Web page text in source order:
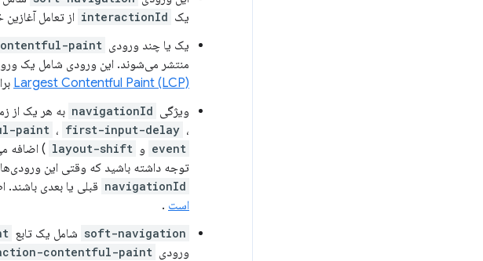
یک interactionId از تعامل
یک یا چند ورودی paint
منتشر می‌شوند. این ورودی شامل یک
Largest Contentful Paint (LCP)
ویژگی navigationId به هر یک از
paint ، first-input-delay ،
event و layout-shift ) اضافه
توجه داشته باشید که وقتی این
navigationId قبلی یا بعدی
است .
soft-navigation شامل یک تابع
ورودی contentful-paint